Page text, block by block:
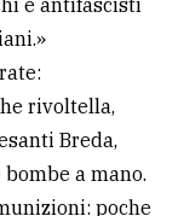
rivoltella,
Breda,
a mano.
poche